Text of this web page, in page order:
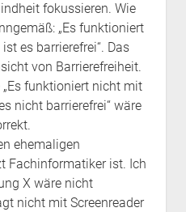
fokussieren. Wie
„Es funktioniert
es barrierefrei“. Das
von Barrierefreiheit.
funktioniert nicht mit
nicht barrierefrei“ wäre
ehemaligen
Fachinformatiker ist. Ich
X wäre nicht
nicht mit Screenreader